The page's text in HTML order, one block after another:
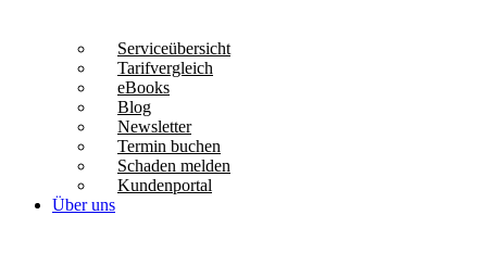
Serviceübersicht
Tarifvergleich
eBooks
Blog
Newsletter
Termin buchen
Schaden melden
Kundenportal
Über uns